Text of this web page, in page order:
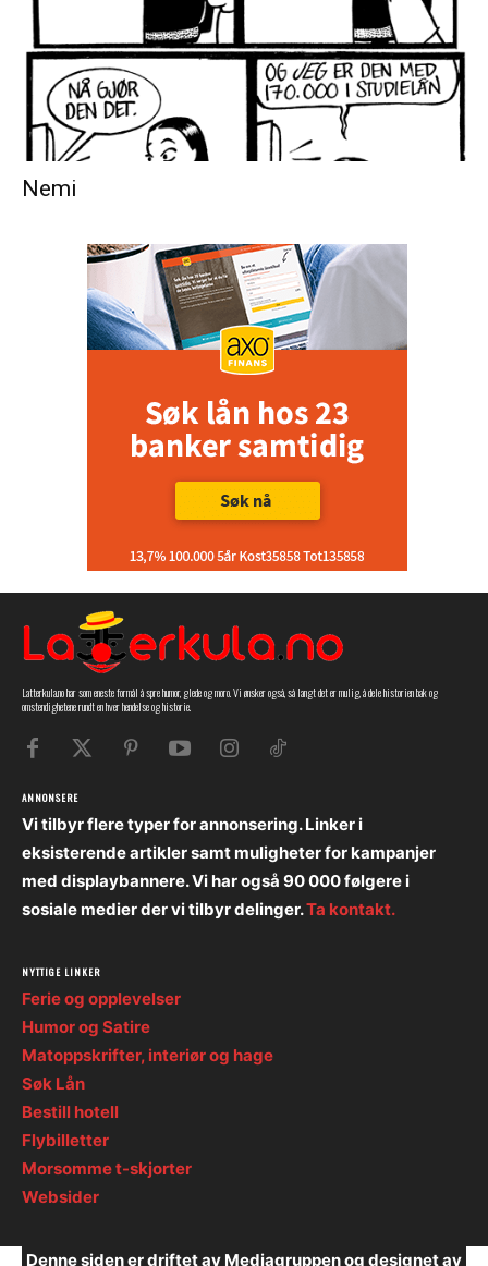
Nemi
Latterkula.no har som eneste formål å spre humor, glede og moro. Vi ønsker også, så langt det er mulig, å dele historien bak og
omstendighetene rundt en hver hendelse og historie.
ANNONSERE
Vi tilbyr flere typer for annonsering. Linker i
eksisterende artikler samt muligheter for kampanjer
med displaybannere. Vi har også 90 000 følgere i
sosiale medier der vi tilbyr delinger.Ta kontakt.
NYTTIGE LINKER
Ferie og opplevelser
Humor og Satire
Matoppskrifter, interiør og hage
Søk Lån
Bestill hotell
Flybilletter
Morsomme t-skjorter
Websider
Denne siden er driftet av Mediagruppen og designet av